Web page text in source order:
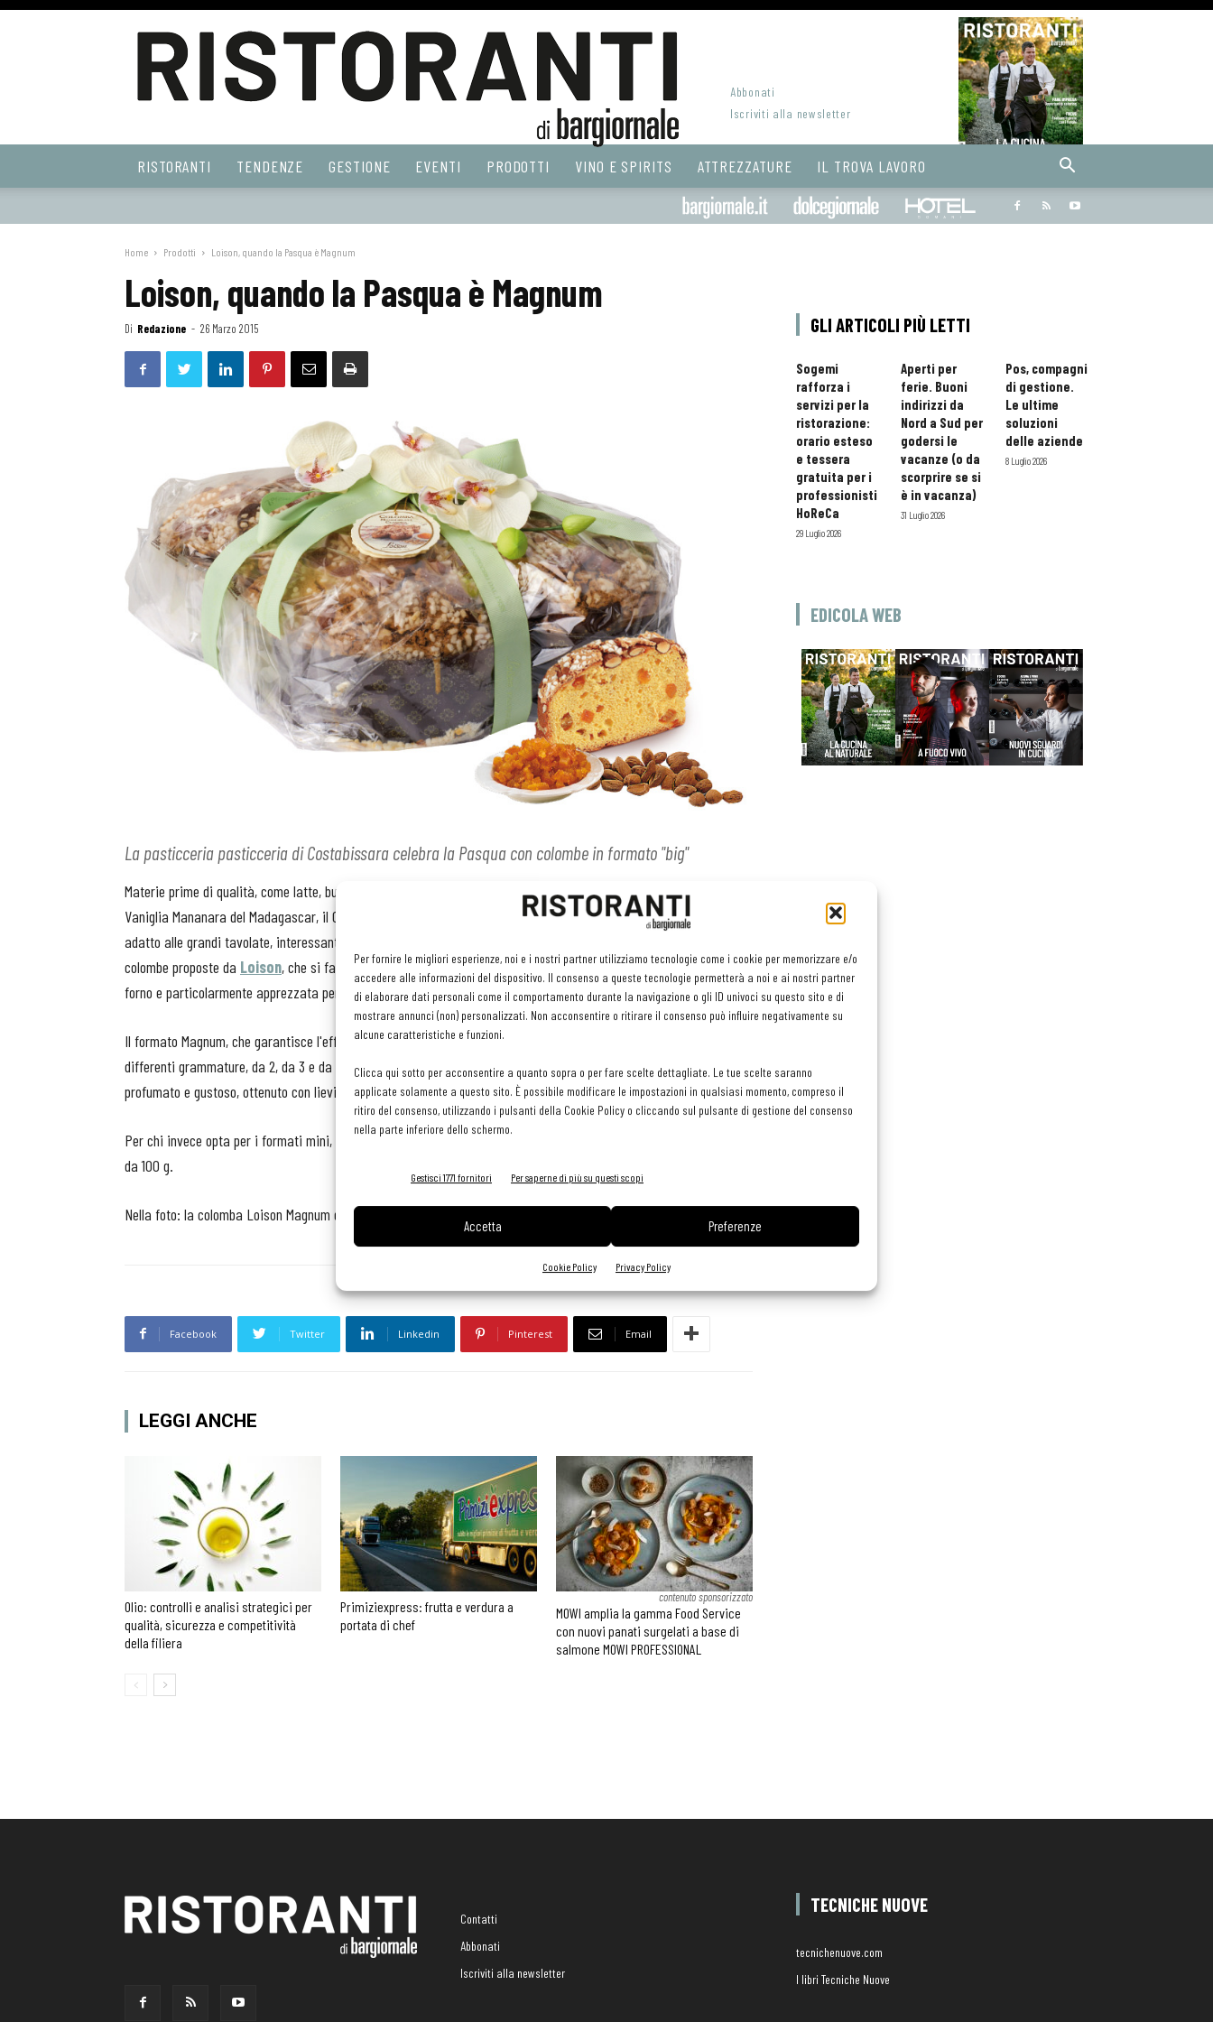
Per fornire le migliori esperienze, noi e i nostri partner utilizziamo tecnologie come i cookie per memorizzare e/o
accedere alle informazioni del dispositivo. Il consenso a queste tecnologie permetterà a noi e ai nostri partner
di elaborare dati personali come il comportamento durante la navigazione o gli ID univoci su questo sito e di
mostrare annunci (non) personalizzati. Non acconsentire o ritirare il consenso può influire negativamente su
alcune caratteristiche e funzioni.
Clicca qui sotto per acconsentire a quanto sopra o per fare scelte dettagliate. Le tue scelte saranno
applicate solamente a questo sito. È possibile modificare le impostazioni in qualsiasi momento, compreso il
ritiro del consenso, utilizzando i pulsanti della Cookie Policy o cliccando sul pulsante di gestione del consenso
nella parte inferiore dello schermo.
Gestisci 1771 fornitori Per saperne di più su questi scopi
Accetta Preferenze
Cookie Policy Privacy Policy
Web
Abbonati
Iscriviti alla newsletter
RISTORANTI TENDENZE GESTIONE EVENTI PRODOTTI VINO E SPIRITS ATTREZZATURE IL TROVA LAVORO
Bargiornale dolcegiornale
Home Prodotti Loison, quando la Pasqua è Magnum
Loison, quando la Pasqua è Magnum
Di Redazione - 26 Marzo 2015
La pasticceria pasticceria di Costabissara celebra la Pasqua con colombe in formato "big"
Materie prime di qualità, come latte, burro e panna di montagna, sale di Cervia. Presidi Slow Food, come la
Vaniglia Mananara del Madagascar, il Chinotto di Savona, il mandarino di Ciaculli. E anche un formato Magnum,
adatto alle grandi tavolate, interessante anche per il ristoratore. Sono questi gli ingredienti della nuova linea di
colombe proposte da Loison, che si fa apprezzare per la cura riposta nella preparazione di tutti i suoi prodotti da
forno e particolarmente apprezzata per colombe e panettoni.
Il formato Magnum, che garantisce l'effetto "wow" nel momento in cui viene portato al tavolo, è proposto in tre
differenti grammature, da 2, da 3 e da 5 chilogrammi: una colomba di pasticceria classica dall'impasto soffice,
profumato e gustoso, ottenuto con lievito madre a pasta acida e una lenta lievitazione che dura più di tre giorni.
Per chi invece opta per i formati mini, è disponibile anche la Colombina, impasto classico ma in un formato mignon
da 100 g.
Nella foto: la colomba Loison Magnum da 5 chili
Facebook Twitter Linkedin Pinterest Email
LEGGI ANCHE
Olio: controlli e analisi strategici per
qualità, sicurezza e competitività
della filiera
Primiziexpress: frutta e verdura a
portata di chef
contenuto sponsorizzato
MOWI amplia la gamma Food Service
con nuovi panati surgelati a base di
salmone MOWI PROFESSIONAL
GLI ARTICOLI PIÙ LETTI
Sogemi
rafforza i
servizi per la
ristorazione:
orario esteso
e tessera
gratuita per i
professionisti
HoReCa
29 Luglio 2026
Aperti per
ferie. Buoni
indirizzi da
Nord a Sud per
godersi le
vacanze (o da
scorprire se si
è in vacanza)
31 Luglio 2026
Pos, compagni
di gestione.
Le ultime
soluzioni
delle aziende
8 Luglio 2026
EDICOLA WEB
Contatti
Abbonati
Iscriviti alla newsletter
TECNICHE NUOVE
tecnichenuove.com
I libri Tecniche Nuove